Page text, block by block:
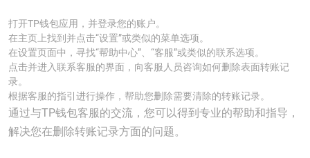
打开TP钱包应用，并登录您的账户。
在主页上找到并点击“设置”或类似的菜单选项。
在设置页面中，寻找“帮助中心”、“客服”或类似的联系选项。
点击并进入联系客服的界面，向客服人员咨询如何删除表面转账记
录。
根据客服的指引进行操作，帮助您删除需要清除的转账记录。
通过与TP钱包客服的交流，您可以得到专业的帮助和指导，
解决您在删除转账记录方面的问题。